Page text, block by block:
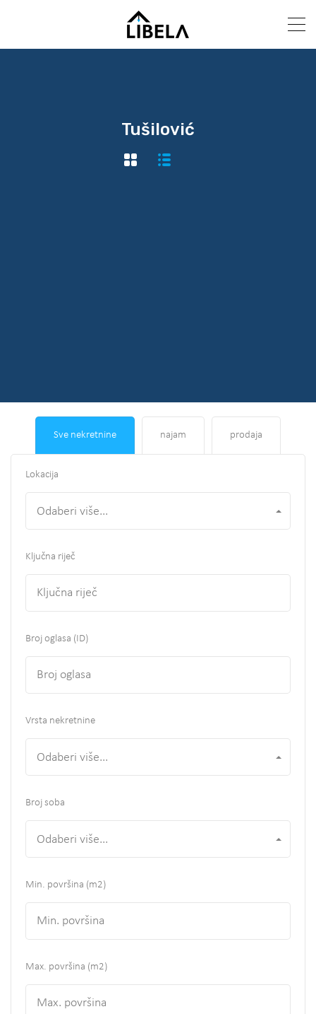
Tušilović
Sve nekretnine najam prodaja
Lokacija
Odaberi više...
Ključna riječ
Broj oglasa (ID)
Vrsta nekretnine
Odaberi više...
Broj soba
Odaberi više...
Min. površina (m2)
Max. površina (m2)